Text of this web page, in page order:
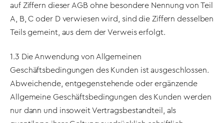
auf Ziffern dieser AGB ohne besondere Nennung von Teil
A, B, C oder D verwiesen wird, sind die Ziffern desselben
Teils gemeint, aus dem der Verweis erfolgt.
1.3 Die Anwendung von Allgemeinen
Geschäftsbedingungen des Kunden ist ausgeschlossen.
Abweichende, entgegenstehende oder ergänzende
Allgemeine Geschäftsbedingungen des Kunden werden
nur dann und insoweit Vertragsbestandteil, als